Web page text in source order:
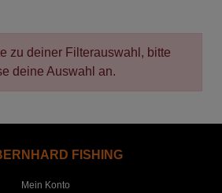
zu deiner Filterauswahl, bitte
deine Auswahl an.
FISHING
Mein Konto